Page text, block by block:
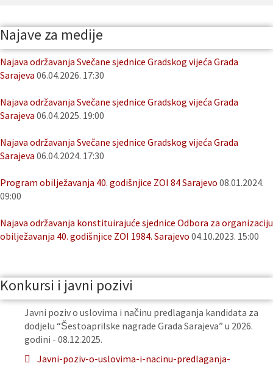
Najave za medije
Najava održavanja Svečane sjednice Gradskog vijeća Grada
Sarajeva 06.04.2026. 17:30
Najava održavanja Svečane sjednice Gradskog vijeća Grada
Sarajeva 06.04.2025. 19:00
Najava održavanja Svečane sjednice Gradskog vijeća Grada
Sarajeva 06.04.2024. 17:30
Program obilježavanja 40. godišnjice ZOI 84 Sarajevo 08.01.2024.
09:00
Najava održavanja konstituirajuće sjednice Odbora za organizaciju
obilježavanja 40. godišnjice ZOI 1984. Sarajevo 04.10.2023. 15:00
Konkursi i javni pozivi
Javni poziv o uslovima i načinu predlaganja kandidata za
dodjelu “Šestoaprilske nagrade Grada Sarajeva” u 2026.
godini - 08.12.2025.
Javni-poziv-o-uslovima-i-nacinu-predlaganja-